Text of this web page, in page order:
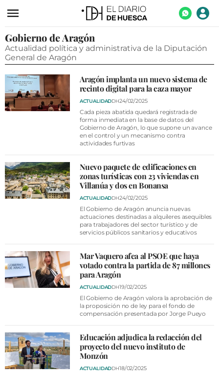
ACTUALIDAD
ECONOMÍA
TURISMO
AGROALIMENTACIÓN
SOCIEDAD
OPINIÓN
GALERÍAS
FIESTAS EN EL ALTO ARAGÓN
FIESTAS DE SAN LORENZO
FARMACIAS
HORÓSCOPO
ESQUELAS
Gobierno de Aragón
Actualidad política y administrativa de la Diputación
General de Aragón
Aragón implanta un nuevo sistema de
recinto digital para la caza mayor
ACTUALIDADDH24/02/2025
Cada pieza abatida quedará registrada de
forma inmediata en la base de datos del
Gobierno de Aragón, lo que supone un avance
en el control y un mecanismo contra
actividades furtivas
Nuevo paquete de edificaciones en
zonas turísticas con 23 viviendas en
Villanúa y dos en Bonansa
ACTUALIDADDH24/02/2025
El Gobierno de Aragón anuncia nuevas
actuaciones destinadas a alquileres asequibles
para trabajadores del sector turístico y de
servicios públicos sanitarios y educativos
Mar Vaquero afea al PSOE que haya
votado contra la partida de 87 millones
para Aragón
ACTUALIDADDH19/02/2025
El Gobierno de Aragón valora la aprobación de
la proposición no de ley para el fondo de
compensación presentada por Jorge Pueyo
Educación adjudica la redacción del
proyecto del nuevo instituto de
Monzón
ACTUALIDADDH18/02/2025